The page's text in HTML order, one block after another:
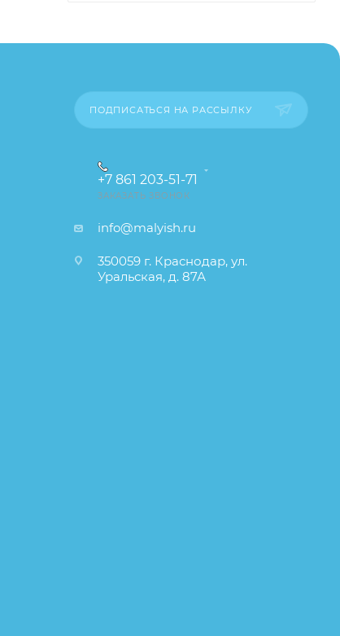
ПОДПИСАТЬСЯ НА РАССЫЛКУ
+7 861 203-51-71
ЗАКАЗАТЬ ЗВОНОК
info@malyish.ru
350059 г. Краснодар, ул.
Уральская, д. 87А